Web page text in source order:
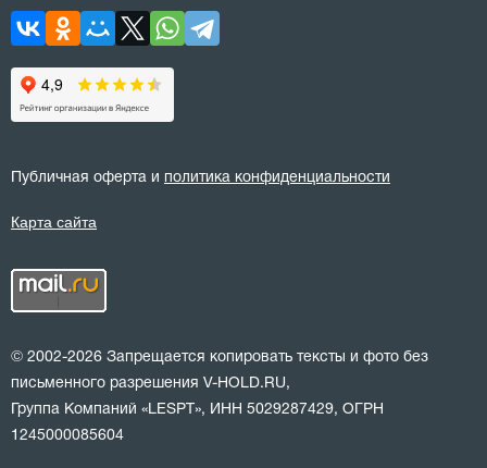
Публичная оферта и политика конфиденциальности
Карта сайта
© 2002-2026 Запрещается копировать тексты и фото без
письменного разрешения V-HOLD.RU,
Группа Компаний «LESPT», ИНН 5029287429, ОГРН
1245000085604